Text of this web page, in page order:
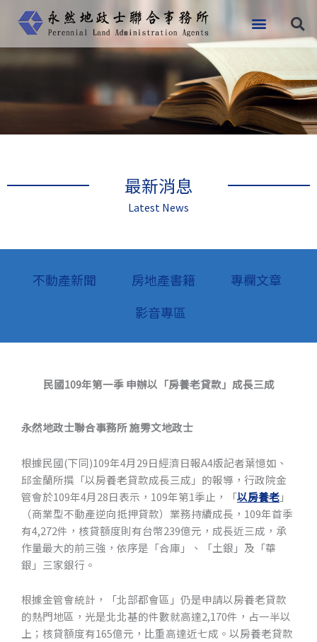
最新消息
Latest News
不動產新聞 房地產書籍
專欄文章
影音專區
民國109年第一季 申辦以「房養老貸款」成長三成
永然地政士聯合事務所 施雱文地政士
根據民國(下同)109年4月29日經濟日報A4版記者葉憶如、
邱金蘭所撰「以房養老貸款成長三成」的報導，行政院金
管會於109年4月28日表示，109年第1季止，「以房養老」
（商業型不動產逆向抵押貸款）業務持續成長，109年首季
有4,272件，核貸額度則有台幣239億元，成長近三成，承
作量最大的前三強，依序是「合庫」、「土銀」及「華
銀」三家銀行。
根據金管會統計，「北部都會區」仍是申請以房養老貸款
的熱門地區，光是北北基的件數就高達2,170件，占一半以
上；核貸額度有165億元，比重高達近七成。以房養老貸款